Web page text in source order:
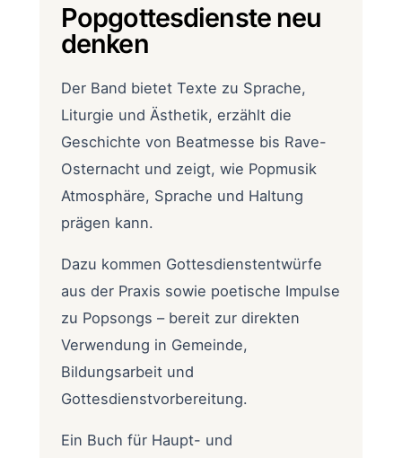
Popgottesdienste neu
denken
Der Band bietet Texte zu Sprache,
Liturgie und Ästhetik, erzählt die
Geschichte von Beatmesse bis Rave-
Osternacht und zeigt, wie Popmusik
Atmosphäre, Sprache und Haltung
prägen kann.
Dazu kommen Gottesdienstentwürfe
aus der Praxis sowie poetische Impulse
zu Popsongs – bereit zur direkten
Verwendung in Gemeinde,
Bildungsarbeit und
Gottesdienstvorbereitung.
Ein Buch für Haupt- und